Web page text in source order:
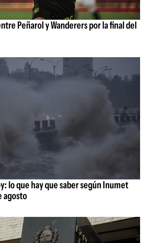
Peñarol y Wanderers por la final del
lo que hay que saber según Inumet
agosto